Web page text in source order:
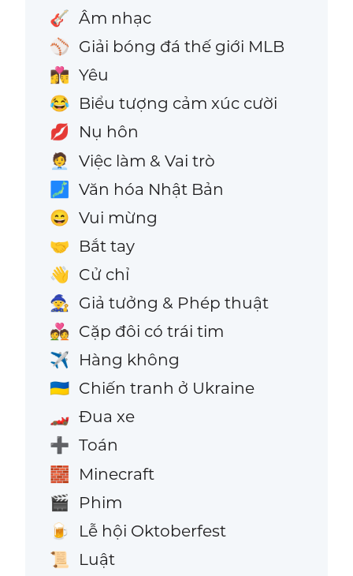
🎸 Âm nhạc
⚾ Giải bóng đá thế giới MLB
👩‍❤️‍💋‍👨 Yêu
😂 Biểu tượng cảm xúc cười
💋 Nụ hôn
🧑‍💼 Việc làm & Vai trò
🗾 Văn hóa Nhật Bản
😄 Vui mừng
🤝 Bắt tay
👋 Cử chỉ
🧙 Giả tưởng & Phép thuật
💑 Cặp đôi có trái tim
✈️ Hàng không
🇺🇦 Chiến tranh ở Ukraine
🏎️ Đua xe
➕ Toán
🧱 Minecraft
🎬 Phim
🍺 Lễ hội Oktoberfest
📜 Luật